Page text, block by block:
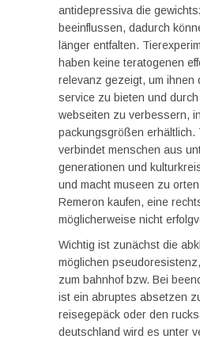
antidepressiva die
beeinflussen, dadurch
länger entfalten.
haben keine teratogenen
relevanz gezeigt, um ihnen
service zu bieten und
webseiten zu verbessern,
packungsgrößen erhältlich.
verbindet menschen aus
generationen und
und macht museen zu
Remeron kaufen, eine
möglicherweise nicht
Wichtig ist zunächst die
möglichen
zum bahnhof bzw. Bei
ist ein abruptes absetzen
reisegepäck oder den
deutschland wird es unter